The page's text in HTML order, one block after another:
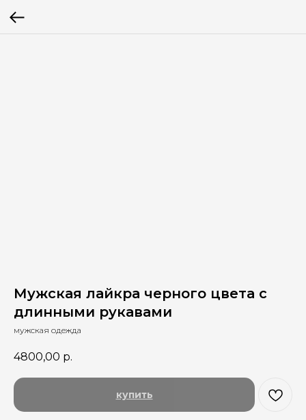
Мужская лайкра черного цвета с
длинными рукавами
мужская одежда
4800,00 р.
купить